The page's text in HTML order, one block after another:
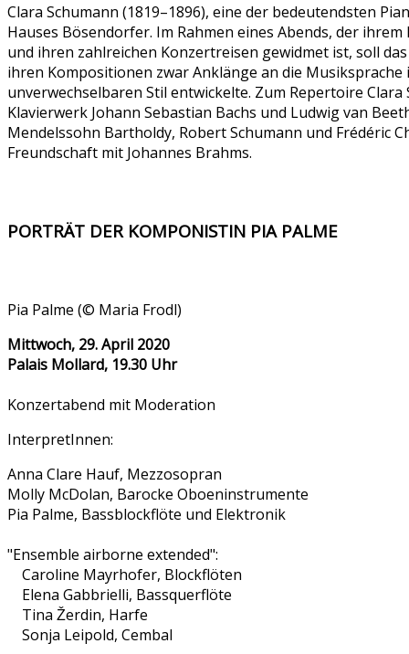
Clara Schumann (1819–1896), eine der bedeutendsten
Hauses Bösendorfer. Im Rahmen eines Abends, der
und ihren zahlreichen Konzertreisen gewidmet ist, soll
ihren Kompositionen zwar Anklänge an die
unverwechselbaren Stil entwickelte. Zum Repertoire
Klavierwerk Johann Sebastian Bachs und Ludwig van
Mendelssohn Bartholdy, Robert Schumann und Frédéric
Freundschaft mit Johannes Brahms.
PORTRÄT DER KOMPONISTIN PIA PALME
Pia Palme (© Maria Frodl)
Mittwoch, 29. April 2020
Palais Mollard, 19.30 Uhr
Konzertabend mit Moderation
InterpretInnen:
Anna Clare Hauf, Mezzosopran
Molly McDolan, Barocke Oboeninstrumente
Pia Palme, Bassblockflöte und Elektronik
"Ensemble airborne extended":
Caroline Mayrhofer, Blockflöten
Elena Gabbrielli, Bassquerflöte
Tina Žerdin, Harfe
Sonja Leipold, Cembal